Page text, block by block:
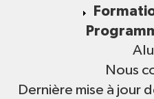
Nous
Dernière mise à jour